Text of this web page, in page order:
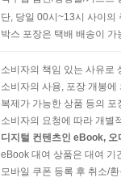
단, 당일 00시~13시 사이의
박스 포장은 택배 배송이
소비자의 책임 있는 사유로
소비자의 사용, 포장 개봉
복제가 가능한 상품 등의
소비자의 요청에 따라 개별
디지털 컨텐츠인 eBook,
eBook 대여 상품은 대여 기
모바일 쿠폰 등록 후 취소/